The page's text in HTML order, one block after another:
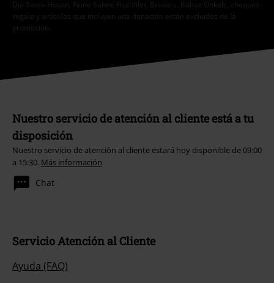
Die Toten Hosen, Feine Sahne Fischfilet, Broilers, Böhse Onkelz, cheques-
regalo y artículos que incluyen una donación están excluidos de la
promoción.
Nuestro servicio de atención al cliente está a tu
disposición
Nuestro servicio de atención al cliente estará hoy disponible de 09:00
a 15:30. Más información
Chat
Servicio Atención al Cliente
Ayuda (FAQ)